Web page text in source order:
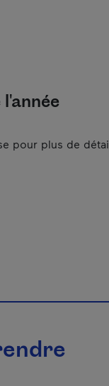
pour plus de